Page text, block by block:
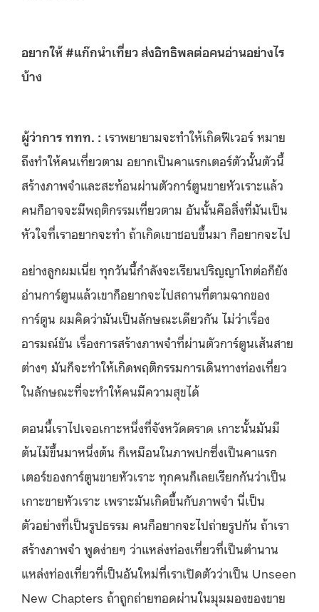
อยากให้ #แก๊กนำเที่ยว ส่งอิทธิพลต่อคนอ่านอย่างไร
บ้าง
ผู้ว่าการ ททท. : เราพยายามจะทำให้เกิดฟีเวอร์ หมาย
ถึงทำให้คนเที่ยวตาม อยากเป็นคาแรกเตอร์ตัวนั้นตัวนี้
สร้างภาพจำและสะท้อนผ่านตัวการ์ตูนขายหัวเราะแล้ว
คนก็อาจจะมีพฤติกรรมเที่ยวตาม อันนั้นคือสิ่งที่มันเป็น
หัวใจที่เราอยากจะทำ ถ้าเกิดเขาชอบขึ้นมา ก็อยากจะไป
อย่างลูกผมเนี่ย ทุกวันนี้กำลังจะเรียนปริญญาโทต่อก็ยัง
อ่านการ์ตูนแล้วเขาก็อยากจะไปสถานที่ตามฉากของ
การ์ตูน ผมคิดว่ามันเป็นลักษณะเดียวกัน ไม่ว่าเรื่อง
อารมณ์ขัน เรื่องการสร้างภาพจำที่ผ่านตัวการ์ตูนเส้นสาย
ต่างๆ มันก็จะทำให้เกิดพฤติกรรมการเดินทางท่องเที่ยว
ในลักษณะที่จะทำให้คนมีความสุขได้
ตอนนี้เราไปเจอเกาะหนึ่งที่จังหวัดตราด เกาะนั้นมันมี
ต้นไม้ขึ้นมาหนึ่งต้น ก็เหมือนในภาพปกซึ่งเป็นคาแรก
เตอร์ของการ์ตูนขายหัวเราะ ทุกคนก็เลยเรียกกันว่าเป็น
เกาะขายหัวเราะ เพราะมันเกิดขึ้นกับภาพจำ นี่เป็น
ตัวอย่างที่เป็นรูปธรรม คนก็อยากจะไปถ่ายรูปกัน ถ้าเรา
สร้างภาพจำ พูดง่ายๆ ว่าแหล่งท่องเที่ยวที่เป็นตำนาน
แหล่งท่องเที่ยวที่เป็นอันใหม่ที่เราเปิดตัวว่าเป็น Unseen
New Chapters ถ้าถูกถ่ายทอดผ่านในมุมมองของขาย